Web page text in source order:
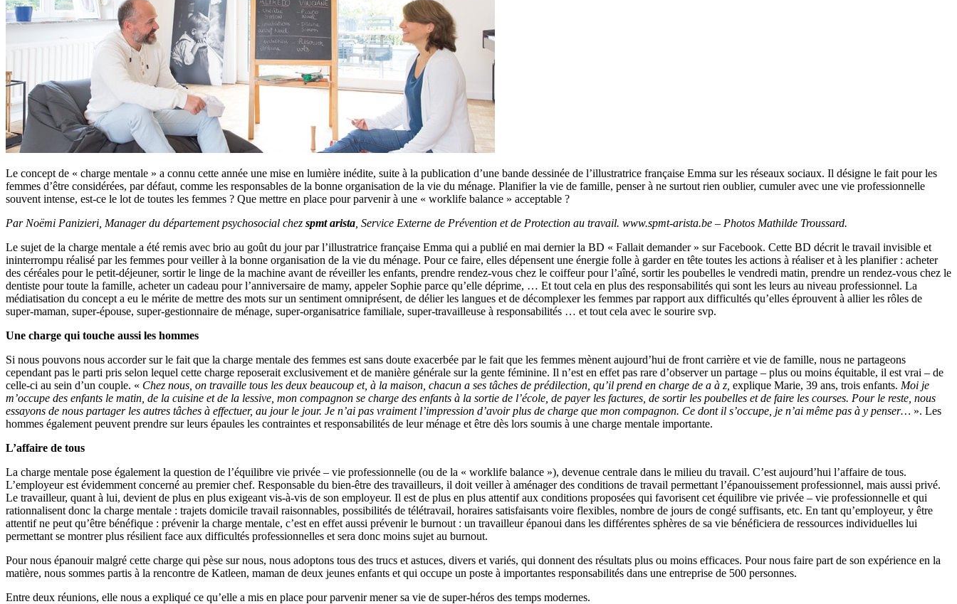
Le concept de « charge mentale » a connu cette année une mise en lumière inédite, suite à la publication d’une bande dessinée de l’illustratrice française Emma sur les réseaux sociaux. Il désigne le fait pour les
femmes d’être considérées, par défaut, comme les responsables de la bonne organisation de la vie du ménage. Planifier la vie de famille, penser à ne surtout rien oublier, cumuler avec une vie professionnelle
souvent intense, est-ce le lot de toutes les femmes ? Que mettre en place pour parvenir à une « worklife balance » acceptable ?
Par Noëmi Panizieri, Manager du département psychosocial chez spmt arista , Service Externe de Prévention et de Protection au travail. www.spmt-arista.be – Photos Mathilde Troussard.
Le sujet de la charge mentale a été remis avec brio au goût du jour par l’illustratrice française Emma qui a publié en mai dernier la BD « Fallait demander » sur Facebook. Cette BD décrit le travail invisible et
ininterrompu réalisé par les femmes pour veiller à la bonne organisation de la vie du ménage. Pour ce faire, elles dépensent une énergie folle à garder en tête toutes les actions à réaliser et à les planifier : acheter
des céréales pour le petit-déjeuner, sortir le linge de la machine avant de réveiller les enfants, prendre rendez-vous chez le coiffeur pour l’aîné, sortir les poubelles le vendredi matin, prendre un rendez-vous chez le
dentiste pour toute la famille, acheter un cadeau pour l’anniversaire de mamy, appeler Sophie parce qu’elle déprime, … Et tout cela en plus des responsabilités qui sont les leurs au niveau professionnel. La
médiatisation du concept a eu le mérite de mettre des mots sur un sentiment omniprésent, de délier les langues et de décomplexer les femmes par rapport aux difficultés qu’elles éprouvent à allier les rôles de
super-maman, super-épouse, super-gestionnaire de ménage, super-organisatrice familiale, super-travailleuse à responsabilités … et tout cela avec le sourire svp.
Une charge qui touche aussi les hommes
Si nous pouvons nous accorder sur le fait que la charge mentale des femmes est sans doute exacerbée par le fait que les femmes mènent aujourd’hui de front carrière et vie de famille, nous ne partageons
cependant pas le parti pris selon lequel cette charge reposerait exclusivement et de manière générale sur la gente féminine. Il n’est en effet pas rare d’observer un partage – plus ou moins équitable, il est vrai – de
celle-ci au sein d’un couple. « Chez nous, on travaille tous les deux beaucoup et, à la maison, chacun a ses tâches de prédilection, qu’il prend en charge de a à z, explique Marie, 39 ans, trois enfants. Moi je
m’occupe des enfants le matin, de la cuisine et de la lessive, mon compagnon se charge des enfants à la sortie de l’école, de payer les factures, de sortir les poubelles et de faire les courses. Pour le reste, nous
essayons de nous partager les autres tâches à effectuer, au jour le jour. Je n’ai pas vraiment l’impression d’avoir plus de charge que mon compagnon. Ce dont il s’occupe, je n’ai même pas à y penser… ». Les
hommes également peuvent prendre sur leurs épaules les contraintes et responsabilités de leur ménage et être dès lors soumis à une charge mentale importante.
L’affaire de tous
La charge mentale pose également la question de l’équilibre vie privée – vie professionnelle (ou de la « worklife balance »), devenue centrale dans le milieu du travail. C’est aujourd’hui l’affaire de tous.
L’employeur est évidemment concerné au premier chef. Responsable du bien-être des travailleurs, il doit veiller à aménager des conditions de travail permettant l’épanouissement professionnel, mais aussi privé.
Le travailleur, quant à lui, devient de plus en plus exigeant vis-à-vis de son employeur. Il est de plus en plus attentif aux conditions proposées qui favorisent cet équilibre vie privée – vie professionnelle et qui
rationnalisent donc la charge mentale : trajets domicile travail raisonnables, possibilités de télétravail, horaires satisfaisants voire flexibles, nombre de jours de congé suffisants, etc. En tant qu’employeur, y être
attentif ne peut qu’être bénéfique : prévenir la charge mentale, c’est en effet aussi prévenir le burnout : un travailleur épanoui dans les différentes sphères de sa vie bénéficiera de ressources individuelles lui
permettant se montrer plus résilient face aux difficultés professionnelles et sera donc moins sujet au burnout.
Pour nous épanouir malgré cette charge qui pèse sur nous, nous adoptons tous des trucs et astuces, divers et variés, qui donnent des résultats plus ou moins efficaces. Pour nous faire part de son expérience en la
matière, nous sommes partis à la rencontre de Katleen, maman de deux jeunes enfants et qui occupe un poste à importantes responsabilités dans une entreprise de 500 personnes.
Entre deux réunions, elle nous a expliqué ce qu’elle a mis en place pour parvenir mener sa vie de super-héros des temps modernes.